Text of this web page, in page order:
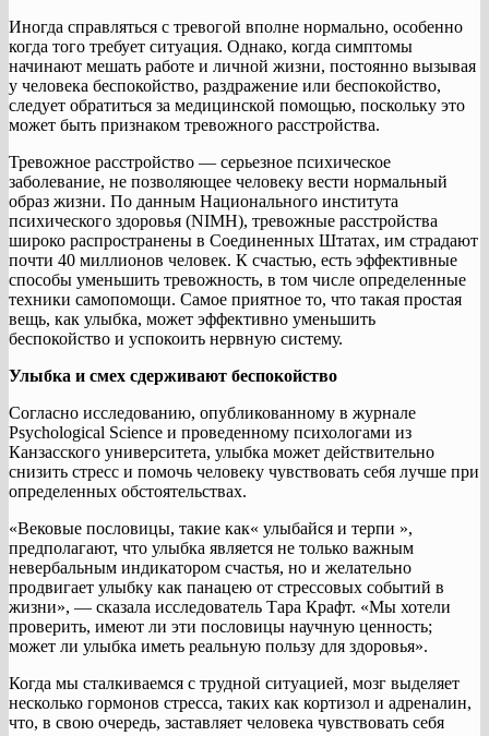
Иногда справляться с тревогой вполне нормально, особенно
когда того требует ситуация. Однако, когда симптомы
начинают мешать работе и личной жизни, постоянно вызывая
у человека беспокойство, раздражение или беспокойство,
следует обратиться за медицинской помощью, поскольку это
может быть признаком тревожного расстройства.
Тревожное расстройство — серьезное психическое
заболевание, не позволяющее человеку вести нормальный
образ жизни. По данным Национального института
психического здоровья (NIMH), тревожные расстройства
широко распространены в Соединенных Штатах, им страдают
почти 40 миллионов человек. К счастью, есть эффективные
способы уменьшить тревожность, в том числе определенные
техники самопомощи. Самое приятное то, что такая простая
вещь, как улыбка, может эффективно уменьшить
беспокойство и успокоить нервную систему.
Улыбка и смех сдерживают беспокойство
Согласно исследованию, опубликованному в журнале
Psychological Science и проведенному психологами из
Канзасского университета, улыбка может действительно
снизить стресс и помочь человеку чувствовать себя лучше при
определенных обстоятельствах.
«Вековые пословицы, такие как« улыбайся и терпи »,
предполагают, что улыбка является не только важным
невербальным индикатором счастья, но и желательно
продвигает улыбку как панацею от стрессовых событий в
жизни», — сказала исследователь Тара Крафт. «Мы хотели
проверить, имеют ли эти пословицы научную ценность;
может ли улыбка иметь реальную пользу для здоровья».
Когда мы сталкиваемся с трудной ситуацией, мозг выделяет
несколько гормонов стресса, таких как кортизол и адреналин,
что, в свою очередь, заставляет человека чувствовать себя